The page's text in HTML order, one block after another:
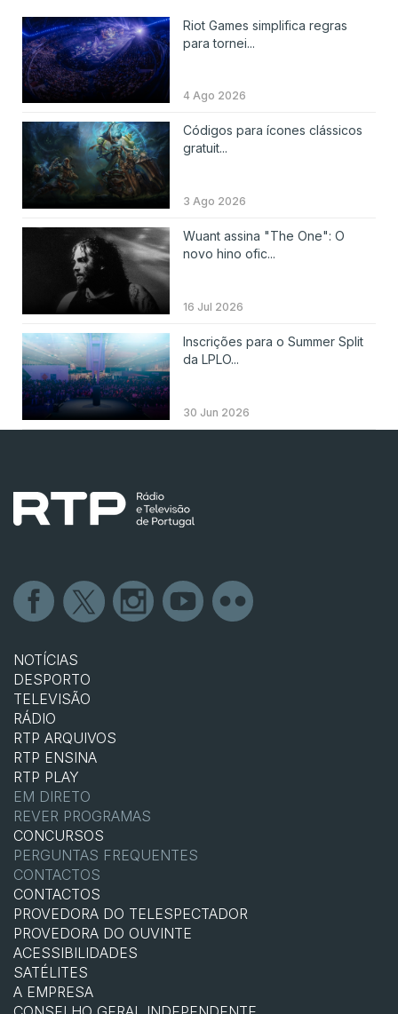
Riot Games simplifica regras
para tornei...
4 Ago 2026
Códigos para ícones clássicos
gratuit...
3 Ago 2026
Wuant assina "The One": O
novo hino ofic...
16 Jul 2026
Inscrições para o Summer Split
da LPLO...
30 Jun 2026
NOTÍCIAS
DESPORTO
TELEVISÃO
RÁDIO
RTP ARQUIVOS
RTP ENSINA
RTP PLAY
EM DIRETO
REVER PROGRAMAS
CONCURSOS
PERGUNTAS FREQUENTES
CONTACTOS
CONTACTOS
PROVEDORA DO TELESPECTADOR
PROVEDORA DO OUVINTE
ACESSIBILIDADES
SATÉLITES
A EMPRESA